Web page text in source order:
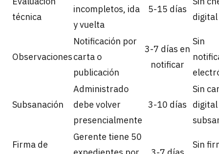
técnica
incompletos, ida
y vuelta
5-15 días
Observaciones
Notificación por
carta o
publicación
3-7 días en
notificar
Sin
Subsanación
Administrado
debe volver
presencialmente
3-10 días
Sin
Firma de
Gerente tiene 50
Sin